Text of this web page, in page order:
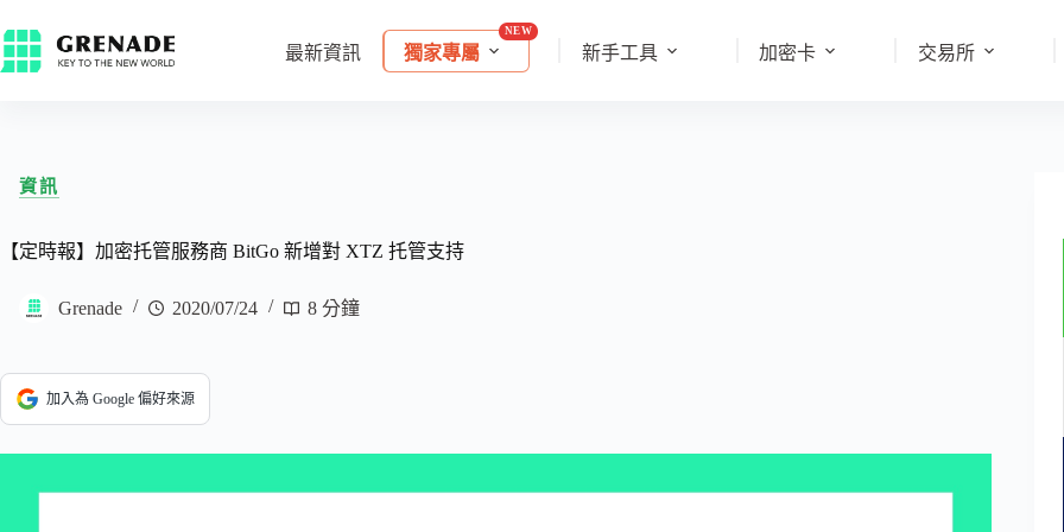
最新資訊 獨家專屬 新手工具 加密卡 交易所
資訊
【定時報】加密托管服務商 BitGo 新增對 XTZ 托管支持
Grenade 2020/07/24 8 分鐘
加入為 Google 偏好來源